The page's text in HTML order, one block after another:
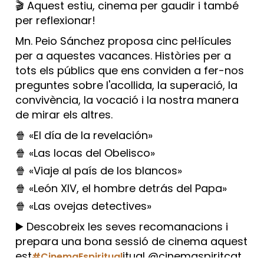
🎬 Aquest estiu, cinema per gaudir i també
per reflexionar!
Mn. Peio Sánchez proposa cinc pel·lícules
per a aquestes vacances. Històries per a
tots els públics que ens conviden a fer-nos
preguntes sobre l'acollida, la superació, la
convivència, la vocació i la nostra manera
de mirar els altres.
🍿 «El día de la revelación»
🍿 «Las locas del Obelisco»
🍿 «Viaje al país de los blancos»
🍿 «León XIV, el hombre detrás del Papa»
🍿 «Las ovejas detectives»
▶️ Descobreix les seves recomanacions i
prepara una bona sessió de cinema aquest
est#CinemaEspiritualitual @cinemaspiritcat